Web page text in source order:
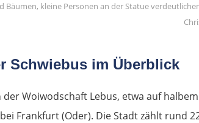
Schwiebus im Überblick
Woiwodschaft Lebus, etwa auf
Frankfurt (Oder). Die Stadt zählt rund